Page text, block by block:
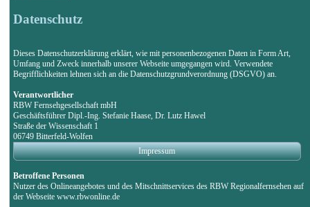
Datenschutz
Dieses Datenschutzerklärung erklärt, wie mit personenbezogenen Daten in Form Art,
Umfang und Zweck innerhalb unserer Webseite umgegangen wird. Verwendete
Begrifflichkeiten lehnen sich an die Datenschutzgrundverordnung (DSGVO) an.
Verantwortlicher
RBW Fernsehgesellschaft mbH
Geschäftsführer Dipl.-Ing. Stefanie Haase, Dr. Lutz Hawel
Straße der Wissenschaft 1
06749 Bitterfeld-Wolfen
Impressum
Betroffene Personen
Nutzer des Onlineangebotes und des Mitschnittservices des RBW Regionalfernsehen auf
der Webseite www.rbwonline.de